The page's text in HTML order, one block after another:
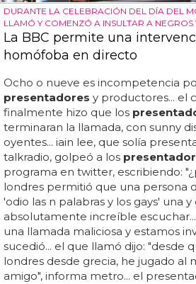
DURANTE LA CELEBRACIÓN DEL DÍA DEL
LLAMÓ Y COMENZÓ A INSULTAR A NEGROS
La BBC permite una
homófoba en directo
Ocho o nueve es incompetencia
presentadores y productores... el
finalmente hizo que los
terminaran la llamada, con sunny
oyentes... iain lee, que solía
talkradio, golpeó a los
programa en twitter, escribiendo:
londres permitió que una persona
'odio las n palabras y los gays' una y
absolutamente increíble
una llamada maliciosa y estamos
sucedió... el que llamó dijo: "desde
londres desde grecia, he jugado al
amigo", informa metro... el